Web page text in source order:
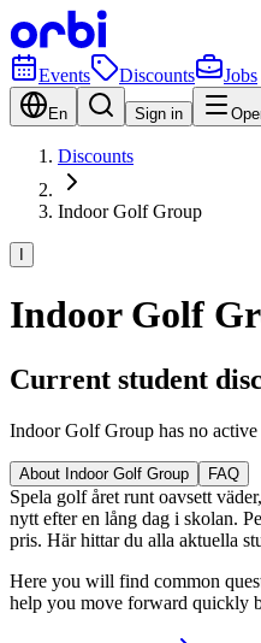
Events Discounts Jobs
En Sign in
Discounts
Indoor Golf Group
Indoor Golf
Current student
Indoor Golf Group has no
About Indoor Golf Group FAQ
Spela golf året runt oavsett
nytt efter en lång dag i skolan.
pris. Här hittar du alla aktuella
Here you will find common
help you move forward quickly